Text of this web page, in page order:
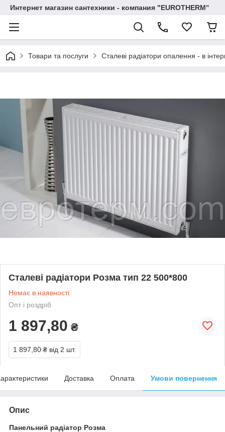
Интернет магазин сантехники - компания "EUROTHERM"
Товари та послуги Сталеві радіатори опалення - в
Сталеві радіатори Розма тип 22 500*800
Немає в наявності
Опт і роздріб
1 897,80 ₴
1 897,80 ₴ від 2 шт.
Доставка Оплата Умови повернення
Опис
Панельний радіатор Розма